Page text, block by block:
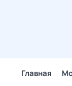
Главная